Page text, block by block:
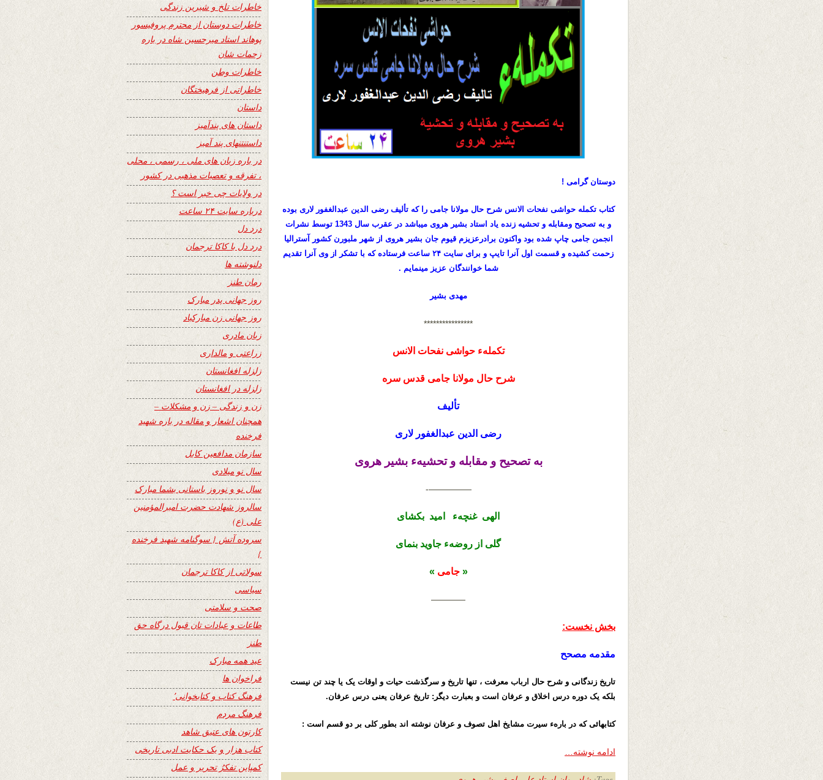
دوستان گرامی !
کتاب تکمله حواشی نفحات الانس شرح حال مولانا جامی را که تألیف رضی الدین عبدالغفور لاری بوده
و به تصحیح ومقابله و تحشیه زنده یاد استاد بشیر هروی میباشد در عقرب سال 1343 توسط نشرات
انجمن جامی چاپ شده بود واکنون برادرعزیزم قیوم جان بشیر هروی از شهر ملبورن کشور آسترالیا
زحمت کشیده و
قسمت اول آنرا تایپ و برای سایت ۲۴ ساعت فرستاده که با تشکر از وی آنرا تقدیم
شما خوانندگان عزیز مینمایم .
مهدی بشیر
****************
تکملهء حواشی نفحات الانس
شرح حال مولانا جامی قدس سره
تألیف
رضی الدین عبدالغفور لاری
به تصحیح و مقابله و تحشیهء بشیر هروی
—————-
الهی غنچهء امید بکشای
گلی از روضهء جاوید بنمای
«جامی »
————
بخش نخست:
مقدمه مصحح
تاریخ زندگانی و شرح حال ارباب معرفت ، تنها تاریخ و سرگذشت حیات و اوقات یک یا چند تن نیست
بلکه یک دوره درس اخلاق و عرفان است و بعبارت دیگر: تاریخ عرفان یعنی درس عرفان.
کتابهائی که در بارهء سیرت مشایخ اهل تصوف و عرفان نوشته اند بطور کلی بر دو قسم است :
ادامه نوشته…
خاطرات تلخ و شیرین زندگی
خاطرات دوستان از محترم پروفیسور
پوهاند استاد میرحسین شاه در باره
زحمات شان
خاطرات وطن
خاطراتی از فرهیختگان
داستان
داستان های پندآمیز
داستنتنهای پند آمیز
در باره زبان های ملی ، رسمی ، محلی
، تفرقه و تعصبات مذهبی در کشور
در ولایات چی خبر است ؟
درباره سایت ۲۴ ساعت
درد دل
درد دل با کاکا ترجمان
دلنوشته ها
رمان طنز
روز جهانی پدر مبارک
روز جهانی زن مبارکباد
زبان مادری
زراعتی و مالداری
زلزله افغانستان
زلزله در افغانستان
زن و زندگی – زن و مشکلات –
همچنان اشعار و مقاله در باره شهید
فرخنده
سازمان مدافعین کابل
سال نو میلادی
سال نو و نوروز باستانی بشما مبارک
سالروز شهادت حضرت امیرالمؤمنین
علی (ع)
سروده آتش { سوگنامه شهید فرخنده
}
سولاتی از کاکا ترجمان
سیاسی
صحت و سلامتی
طاعات و عبادات تان قبول درگاه حق
طنز
عید همه مبارک
فراخوان ها
فرهنگ کتاب و کتابخوانی٬
فرهنگ مردم
کارتون های عتیق شاهد
کتاب هزار و یک حکایت ادبی تاریخی
کمپاین تفکرُ تحریر و عمل